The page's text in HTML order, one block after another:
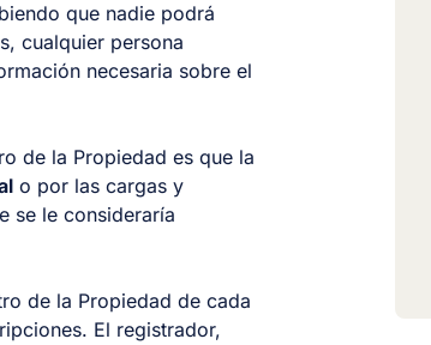
que nadie podrá
cualquier persona
necesaria sobre el
de la Propiedad es que la
o por las cargas y
se le consideraría
de la Propiedad de cada
El registrador,